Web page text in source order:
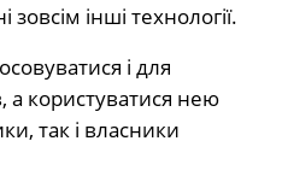
зовсім інші технології.
і для
а користуватися нею
так і власники